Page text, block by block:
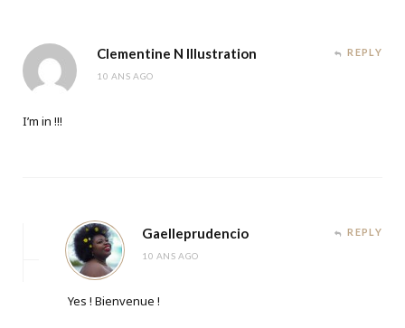
Clementine N Illustration
10 ANS AGO
REPLY
I’m in !!!
Gaelleprudencio
10 ANS AGO
REPLY
Yes ! Bienvenue !